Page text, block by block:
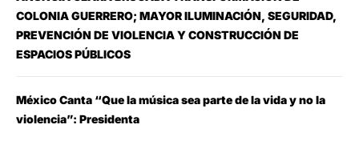
COLONIA GUERRERO; MAYOR ILUMINACIÓN, SEGURIDAD,
PREVENCIÓN DE VIOLENCIA Y CONSTRUCCIÓN DE
ESPACIOS PÚBLICOS
México Canta “Que la música sea parte de la vida y no la
violencia”: Presidenta